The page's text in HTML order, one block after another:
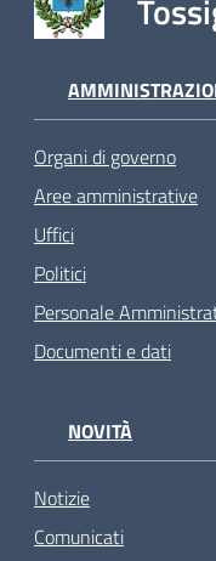
Organi di governo
Aree amministrative
Uffici
Politici
Personale
Documenti e dati
NOVITÀ
Notizie
Comunicati